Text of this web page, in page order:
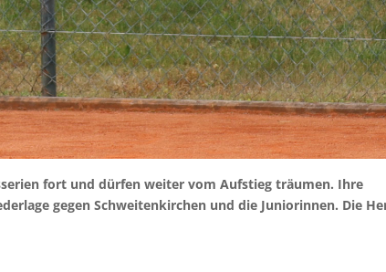
fort und dürfen weiter vom Aufstieg träumen. Ihre
gegen Schweitenkirchen und die Juniorinnen. Die